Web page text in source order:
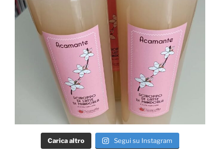
Carica altro Segui su Instagram